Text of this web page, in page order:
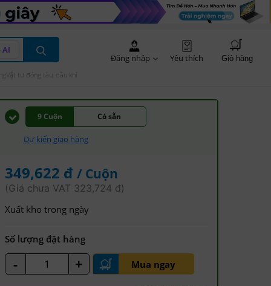
AI
Đăng nhập Yêu thích Giỏ hàng
Vật tư đóng tàu, dầu khí
9 Cuộn Có sẵn
Dự kiến giao hàng
349,622 đ / Cuộn
(Giá chưa VAT 323,724 đ)
Xuất kho trong ngày
Số lượng đặt hàng
- + Mua ngay